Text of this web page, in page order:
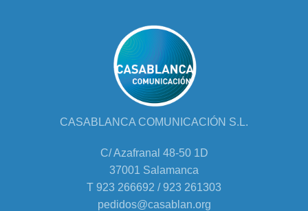
CASABLANCA COMUNICACIÓN S.L.
C/ Azafranal 48-50 1D
37001 Salamanca
T 923 266692 / 923 261303
pedidos@casablan.org